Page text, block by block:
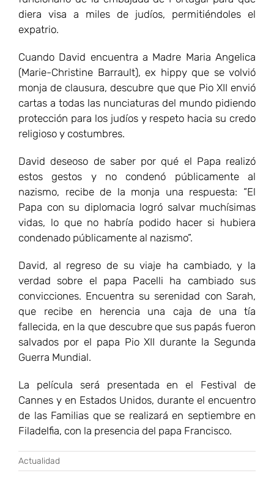
diera visa a miles de judíos, permitiéndoles el
expatrio.
Cuando David encuentra a Madre Maria Angelica
(Marie-Christine Barrault), ex hippy que se volvió
monja de clausura, descubre que que Pio XII envió
cartas a todas las nunciaturas del mundo pidiendo
protección para los judíos y respeto hacia su credo
religioso y costumbres.
David deseoso de saber por qué el Papa realizó
estos gestos y no condenó públicamente al
nazismo, recibe de la monja una respuesta: “El
Papa con su diplomacia logró salvar muchísimas
vidas, lo que no habría podido hacer si hubiera
condenado públicamente al nazismo”.
David, al regreso de su viaje ha cambiado, y la
verdad sobre el papa Pacelli ha cambiado sus
convicciones. Encuentra su serenidad con Sarah,
que recibe en herencia una caja de una tía
fallecida, en la que descubre que sus papás fueron
salvados por el papa Pio XII durante la Segunda
Guerra Mundial.
La película será presentada en el Festival de
Cannes y en Estados Unidos, durante el encuentro
de las Familias que se realizará en septiembre en
Filadelfia, con la presencia del papa Francisco.
Actualidad